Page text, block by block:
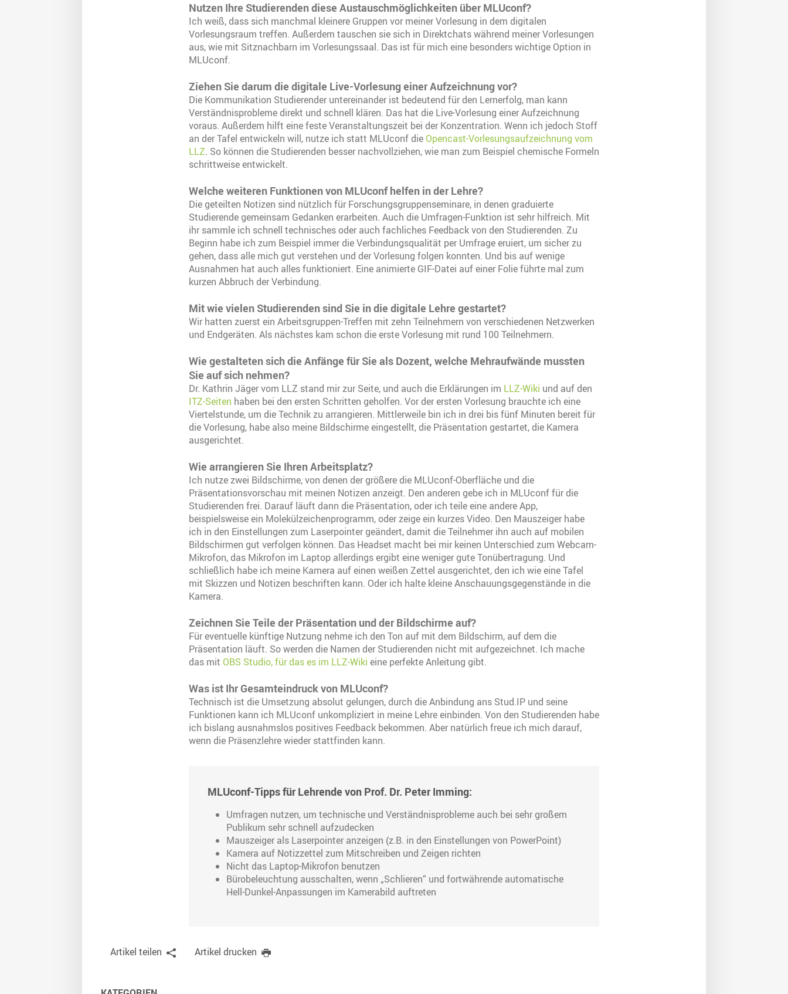
Nutzen Ihre Studierenden diese Austauschmöglichkeiten über MLUconf?
Ich weiß, dass sich manchmal kleinere Gruppen vor meiner Vorlesung in dem digitalen
Vorlesungsraum treffen. Außerdem tauschen sie sich in Direktchats während meiner Vorlesungen
aus, wie mit Sitznachbarn im Vorlesungssaal. Das ist für mich eine besonders wichtige Option in
MLUconf.
Ziehen Sie darum die digitale Live-Vorlesung einer Aufzeichnung vor?
Die Kommunikation Studierender untereinander ist bedeutend für den Lernerfolg, man kann
Verständnisprobleme direkt und schnell klären. Das hat die Live-Vorlesung einer Aufzeichnung
voraus. Außerdem hilft eine feste Veranstaltungszeit bei der Konzentration. Wenn ich jedoch Stoff
an der Tafel entwickeln will, nutze ich statt MLUconf die Opencast-Vorlesungsaufzeichnung vom
LLZ. So können die Studierenden besser nachvollziehen, wie man zum Beispiel chemische Formeln
schrittweise entwickelt.
Welche weiteren Funktionen von MLUconf helfen in der Lehre?
Die geteilten Notizen sind nützlich für Forschungsgruppenseminare, in denen graduierte
Studierende gemeinsam Gedanken erarbeiten. Auch die Umfragen-Funktion ist sehr hilfreich. Mit
ihr sammle ich schnell technisches oder auch fachliches Feedback von den Studierenden. Zu
Beginn habe ich zum Beispiel immer die Verbindungsqualität per Umfrage eruiert, um sicher zu
gehen, dass alle mich gut verstehen und der Vorlesung folgen konnten. Und bis auf wenige
Ausnahmen hat auch alles funktioniert. Eine animierte GIF-Datei auf einer Folie führte mal zum
kurzen Abbruch der Verbindung.
Mit wie vielen Studierenden sind Sie in die digitale Lehre gestartet?
Wir hatten zuerst ein Arbeitsgruppen-Treffen mit zehn Teilnehmern von verschiedenen Netzwerken
und Endgeräten. Als nächstes kam schon die erste Vorlesung mit rund 100 Teilnehmern.
Wie gestalteten sich die Anfänge für Sie als Dozent, welche Mehraufwände mussten
Sie auf sich nehmen?
Dr. Kathrin Jäger vom LLZ stand mir zur Seite, und auch die Erklärungen im LLZ-Wiki und auf den
ITZ-Seiten haben bei den ersten Schritten geholfen. Vor der ersten Vorlesung brauchte ich eine
Viertelstunde, um die Technik zu arrangieren. Mittlerweile bin ich in drei bis fünf Minuten bereit für
die Vorlesung, habe also meine Bildschirme eingestellt, die Präsentation gestartet, die Kamera
ausgerichtet.
Wie arrangieren Sie Ihren Arbeitsplatz?
Ich nutze zwei Bildschirme, von denen der größere die MLUconf-Oberfläche und die
Präsentationsvorschau mit meinen Notizen anzeigt. Den anderen gebe ich in MLUconf für die
Studierenden frei. Darauf läuft dann die Präsentation, oder ich teile eine andere App,
beispielsweise ein Molekülzeichenprogramm, oder zeige ein kurzes Video. Den Mauszeiger habe
ich in den Einstellungen zum Laserpointer geändert, damit die Teilnehmer ihn auch auf mobilen
Bildschirmen gut verfolgen können. Das Headset macht bei mir keinen Unterschied zum Webcam-
Mikrofon, das Mikrofon im Laptop allerdings ergibt eine weniger gute Tonübertragung. Und
schließlich habe ich meine Kamera auf einen weißen Zettel ausgerichtet, den ich wie eine Tafel
mit Skizzen und Notizen beschriften kann. Oder ich halte kleine Anschauungsgegenstände in die
Kamera.
Zeichnen Sie Teile der Präsentation und der Bildschirme auf?
Für eventuelle künftige Nutzung nehme ich den Ton auf mit dem Bildschirm, auf dem die
Präsentation läuft. So werden die Namen der Studierenden nicht mit aufgezeichnet. Ich mache
das mit OBS Studio, für das es im LLZ-Wiki eine perfekte Anleitung gibt.
Was ist Ihr Gesamteindruck von MLUconf?
Technisch ist die Umsetzung absolut gelungen, durch die Anbindung ans Stud.IP und seine
Funktionen kann ich MLUconf unkompliziert in meine Lehre einbinden. Von den Studierenden habe
ich bislang ausnahmslos positives Feedback bekommen. Aber natürlich freue ich mich darauf,
wenn die Präsenzlehre wieder stattfinden kann.
MLUconf-Tipps für Lehrende von Prof. Dr. Peter Imming:
Umfragen nutzen, um technische und Verständnisprobleme auch bei sehr großem
Publikum sehr schnell aufzudecken
Mauszeiger als Laserpointer anzeigen (z.B. in den Einstellungen von PowerPoint)
Kamera auf Notizzettel zum Mitschreiben und Zeigen richten
Nicht das Laptop-Mikrofon benutzen
Bürobeleuchtung ausschalten, wenn „Schlieren“ und fortwährende automatische
Hell-Dunkel-Anpassungen im Kamerabild auftreten
Artikel teilen Artikel drucken